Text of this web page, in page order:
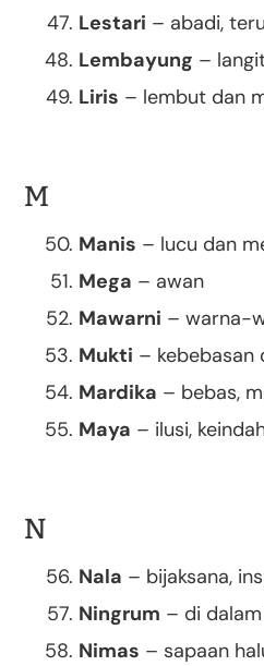
Lestari – abadi,
Lembayung –
Liris – lembut dan
M
Manis – lucu dan
Mega – awan
Mawarni – warna-
Mukti – kebebasan
Mardika – bebas,
Maya – ilusi,
N
Nala – bijaksana,
Ningrum – di
Nimas – sapaan